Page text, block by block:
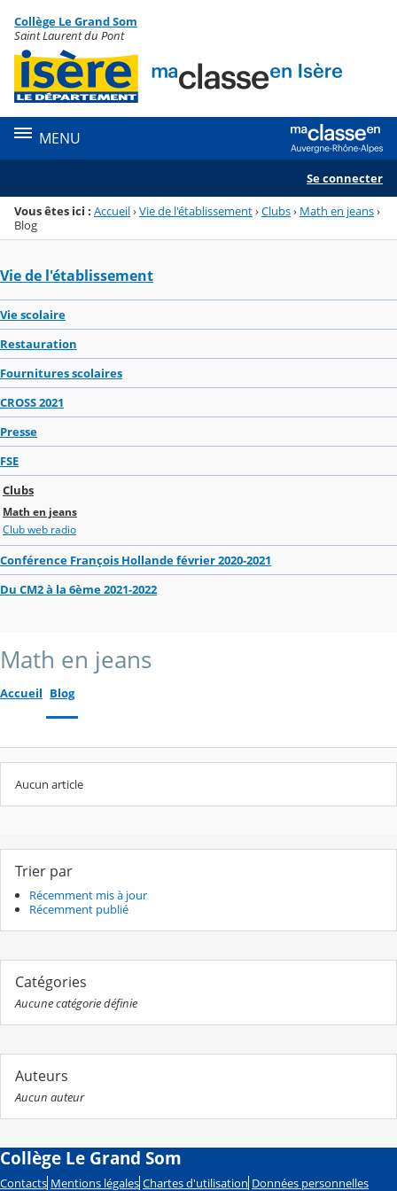
Menu de la rubrique
Contenu
Collège Le Grand Som
Saint Laurent du Pont
MENU
Se connecter
Vous êtes ici : Accueil›Vie de l'établissement›Clubs› Math en jeans›
Blog
Vie de l'établissement
Vie scolaire
Restauration
Fournitures scolaires
CROSS 2021
Presse
FSE
Clubs
Math en jeans
Club web radio
Conférence François Hollande février 2020-2021
Du CM2 à la 6ème 2021-2022
Math en jeans
Accueil Blog
Aucun article
Trier par
Récemment mis à jour
Récemment publié
Catégories
Aucune catégorie définie
Auteurs
Aucun auteur
Collège Le Grand Som
Contacts Mentions légales Chartes d'utilisation Données personnelles